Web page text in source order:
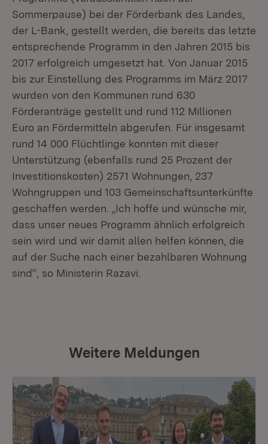
Sommerpause) bei der Förderbank des Landes,
der L-Bank, gestellt werden, die bereits das letzte
entsprechende Programm in den Jahren 2015 bis
2017 erfolgreich umgesetzt hat. Von Januar 2015
bis zur Einstellung des Programms im März 2017
wurden von den Kommunen rund 630
Förderanträge gestellt und rund 112 Millionen
Euro an Fördermitteln abgerufen. Für insgesamt
rund 14 000 Flüchtlinge konnten mit dieser
Unterstützung (ebenfalls rund 25 Prozent der
Investitionskosten) 2571 Wohnungen, 237
Wohngruppen und 103 Gemeinschaftsunterkünfte
geschaffen werden. „Ich hoffe und wünsche mir,
dass unser neues Programm ähnlich erfolgreich
sein wird und wir damit allen helfen können, die
auf der Suche nach einer bezahlbaren Wohnung
sind“, so Ministerin Razavi.
Weitere Meldungen